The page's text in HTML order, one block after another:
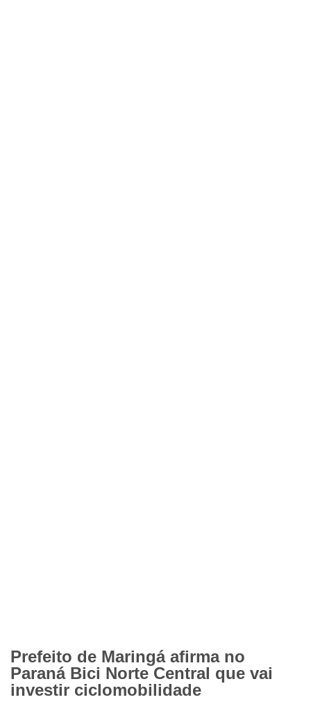
Prefeito de Maringá afirma no
Paraná Bici Norte Central que vai
investir ciclomobilidade